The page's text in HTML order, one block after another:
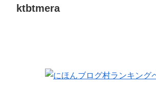
ktbtmera